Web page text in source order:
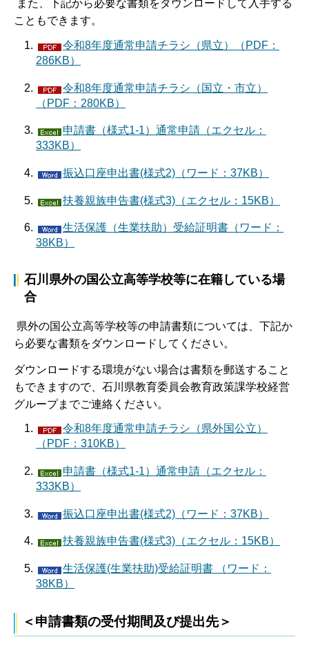
また、下記から必要な書類をダウンロードして入手する
こともできます。
令和8年度通常申請チラシ（県立）（PDF：
286KB）
令和8年度通常申請チラシ（国立・市立）
（PDF：280KB）
申請書（様式1-1）通常申請（エクセル：
333KB）
振込口座申出書(様式2)（ワード：37KB）
扶養親族申告書(様式3)（エクセル：15KB）
生活保護（生業扶助）受給証明書（ワード：
38KB）
石川県外の国公立高等学校等に在籍している場
合
県外の国公立高等学校等の申請書類については、下記か
ら必要な書類をダウンロードしてください。
ダウンロードする環境がない場合は書類を郵送すること
もできますので、石川県教育委員会教育政策課学校経営
グループまでご連絡ください。
令和8年度通常申請チラシ（県外国公立）
（PDF：310KB）
申請書（様式1-1）通常申請（エクセル：
333KB）
振込口座申出書(様式2)（ワード：37KB）
扶養親族申告書(様式3)（エクセル：15KB）
生活保護(生業扶助)受給証明書 （ワード：
38KB）
＜申請書類の受付期間及び提出先＞